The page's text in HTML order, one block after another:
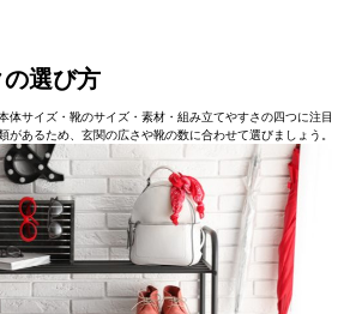
選び方
体サイズ・靴のサイズ・素材・組み立てやすさの四つに注目
があるため、玄関の広さや靴の数に合わせて選びましょう。